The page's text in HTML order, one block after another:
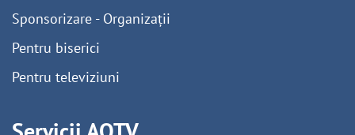
Sponsorizare - Organizații
Pentru biserici
Pentru televiziuni